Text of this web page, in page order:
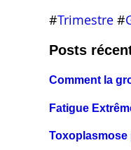
#Trimestre #
Posts
Comment la
Fatigue
Toxoplasmose